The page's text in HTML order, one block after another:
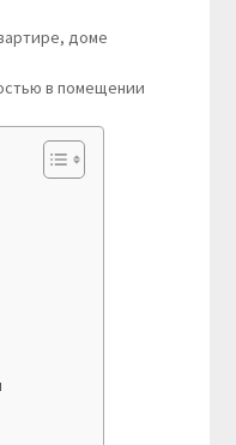
в помещении